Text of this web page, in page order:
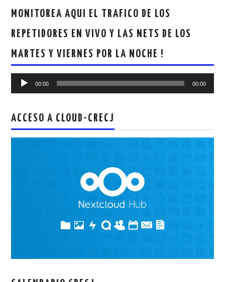
MONITOREA AQUI EL TRAFICO DE LOS
REPETIDORES EN VIVO Y LAS NETS DE LOS
MARTES Y VIERNES POR LA NOCHE !
Reproductor
00:00 00:00
ACCESO A CLOUD-CRECJ